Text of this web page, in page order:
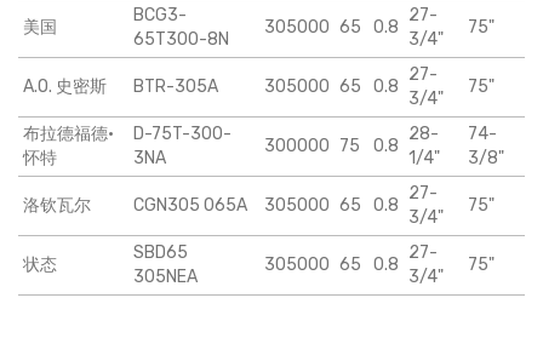
美国
BCG3-
65T300-8N
305000 65 0.8
27-
3/4"
75"
A.O. 史密斯 BTR-305A 305000 65 0.8
27-
3/4"
75"
布拉德福德·
怀特
D-75T-300-
3NA
300000 75 0.8
28-
1/4"
74-
3/8"
洛钦瓦尔 CGN305 065A 305000 65 0.8
27-
3/4"
75"
状态
SBD65
305NEA
305000 65 0.8
27-
3/4"
75"